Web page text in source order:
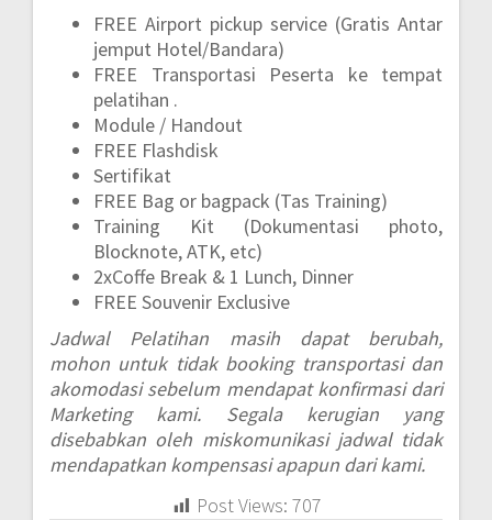
FREE Airport pickup service (Gratis Antar
jemput Hotel/Bandara)
FREE Transportasi Peserta ke tempat
pelatihan .
Module / Handout
FREE Flashdisk
Sertifikat
FREE Bag or bagpack (Tas Training)
Training Kit (Dokumentasi photo,
Blocknote, ATK, etc)
2xCoffe Break & 1 Lunch, Dinner
FREE Souvenir Exclusive
Jadwal Pelatihan masih dapat berubah,
mohon untuk tidak booking transportasi dan
akomodasi sebelum mendapat konfirmasi dari
Marketing kami. Segala kerugian yang
disebabkan oleh miskomunikasi jadwal tidak
mendapatkan kompensasi apapun dari kami.
Post Views: 707